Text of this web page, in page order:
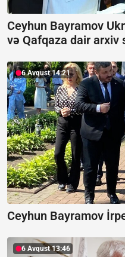
Ceyhun Bayramov
və Qafqaza dair arxiv
6 Avqust 14:21
Ceyhun Bayramov
6 Avqust 13:46